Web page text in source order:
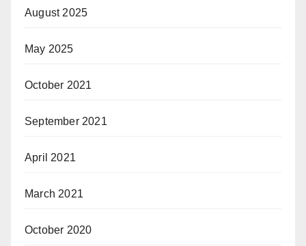
August 2025
May 2025
October 2021
September 2021
April 2021
March 2021
October 2020